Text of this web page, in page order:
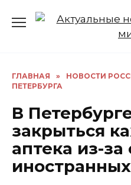
ГЛАВНАЯ » НОВОСТИ
ПЕТЕРБУРГА
В
закрыться
аптека из-